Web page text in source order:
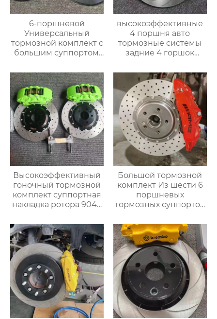
6-поршневой
Универсальный
тормозной комплект с
большим суппортом,
Переднее колесо для
Range Rover,
Специальный
тормозной комплект
высокоэффективные
4 поршня авто
тормозные системы
задние 4 горшок
9202 для nissan 300zx
350z 370z большой
тормозной комплект
Высокоэффективный
гоночный тормозной
комплект суппортная
накладка ротора 9040
Подходит для BMW,
Mercedes, Audi
Большой тормозной
комплект Из шести 6
поршневых
тормозных суппортов
поршневой
модифицированный
гоночный тормозной
суппорт C63